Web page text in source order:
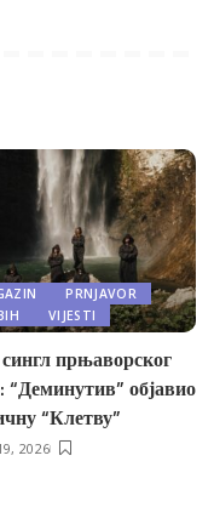
PRNJAVOR
VIJESTI
прњаворског
“Деминутив” објавио
“Клетву”
2026